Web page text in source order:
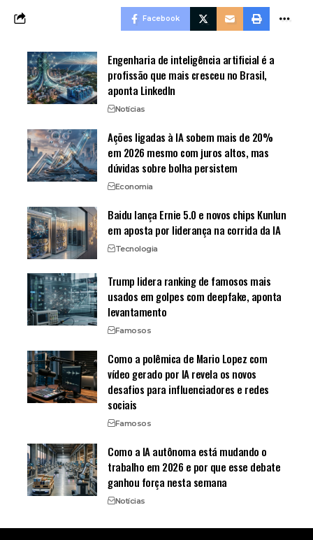
Facebook
Engenharia de inteligência artificial é a
profissão que mais cresceu no Brasil,
aponta LinkedIn
Notícias
Ações ligadas à IA sobem mais de 20%
em 2026 mesmo com juros altos, mas
dúvidas sobre bolha persistem
Economia
Baidu lança Ernie 5.0 e novos chips Kunlun
em aposta por liderança na corrida da IA
Tecnologia
Trump lidera ranking de famosos mais
usados em golpes com deepfake, aponta
levantamento
Famosos
Como a polêmica de Mario Lopez com
vídeo gerado por IA revela os novos
desafios para influenciadores e redes
sociais
Famosos
Como a IA autônoma está mudando o
trabalho em 2026 e por que esse debate
ganhou força nesta semana
Notícias